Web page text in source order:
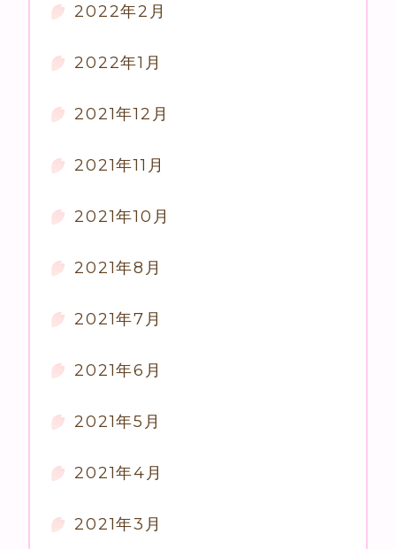
2022年2月
2022年1月
2021年12月
2021年11月
2021年10月
2021年8月
2021年7月
2021年6月
2021年5月
2021年4月
2021年3月